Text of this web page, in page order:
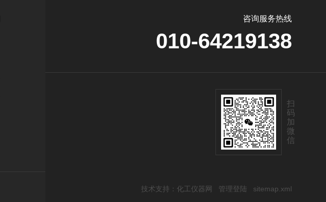
咨询服务热线
010-64219138
扫
码
加
微
信
技术支持： 化工仪器网 管理登陆 sitemap.xml